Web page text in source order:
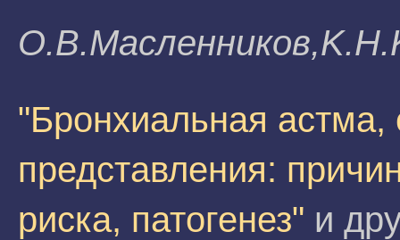
"Бронхиальная
представления:
риска, патогенез" и